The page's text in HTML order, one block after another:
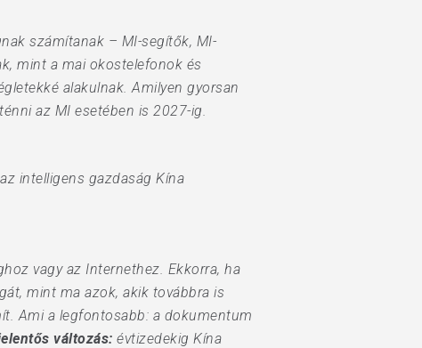
számítanak – MI-segítők, MI-
mint a mai okostelefonok és
alakulnak. Amilyen gyorsan
az MI esetében is 2027-ig.
intelligens gazdaság Kína
vagy az Internethez. Ekkorra, ha
mint ma azok, akik továbbra is
Ami a legfontosabb: a dokumentum
változás: évtizedekig Kína